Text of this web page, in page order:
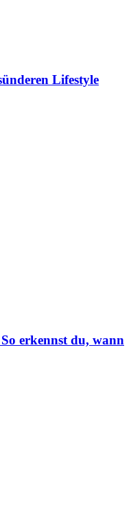
Lifestyle
erkennst du, wann